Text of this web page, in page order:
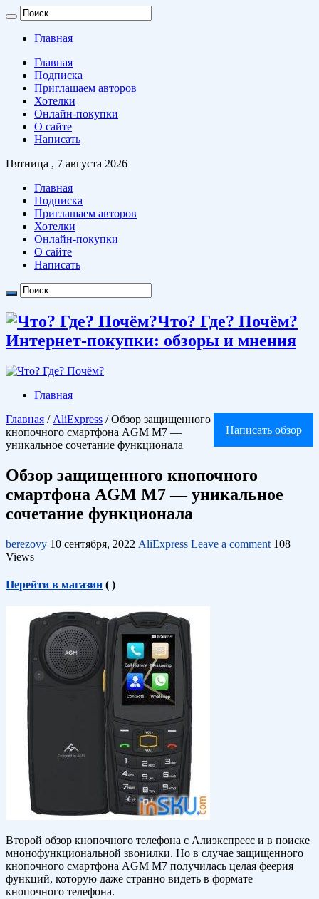
Главная
Главная
Подписка
Приглашаем авторов
Хотелки
Онлайн-покупки
О сайте
Написать
Пятница , 7 августа 2026
Главная
Подписка
Приглашаем авторов
Хотелки
Онлайн-покупки
О сайте
Написать
Что? Где? Почём?
Интернет-покупки: обзоры и мнения
Главная
Написать обзор
Главная / AliExpress / Обзор защищенного
кнопочного смартфона AGM M7 —
уникальное сочетание функционала
Обзор защищенного кнопочного
смартфона AGM M7 — уникальное
сочетание функционала
berezovy 10 сентября, 2022 AliExpress Leave a comment 108
Views
Перейти в магазин ( )
Второй обзор кнопочного телефона с Алиэкспресс и в поиске
мнонофункциональной звонилки. Но в случае защищенного
кнопочного смартфона AGM M7 получилась целая феерия
функций, которую даже странно видеть в формате
кнопочного телефона.